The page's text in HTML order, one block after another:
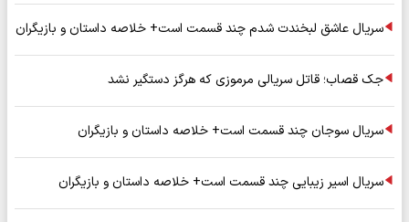
سریال عاشق لبخندت شدم چند قسمت است+ خلاصه داستان و بازیگران
جک قصاب؛ قاتل سریالی مرموزی که هرگز دستگیر نشد
سریال سوجان چند قسمت است+ خلاصه داستان و بازیگران
سریال اسیر زیبایی چند قسمت است+ خلاصه داستان و بازیگران